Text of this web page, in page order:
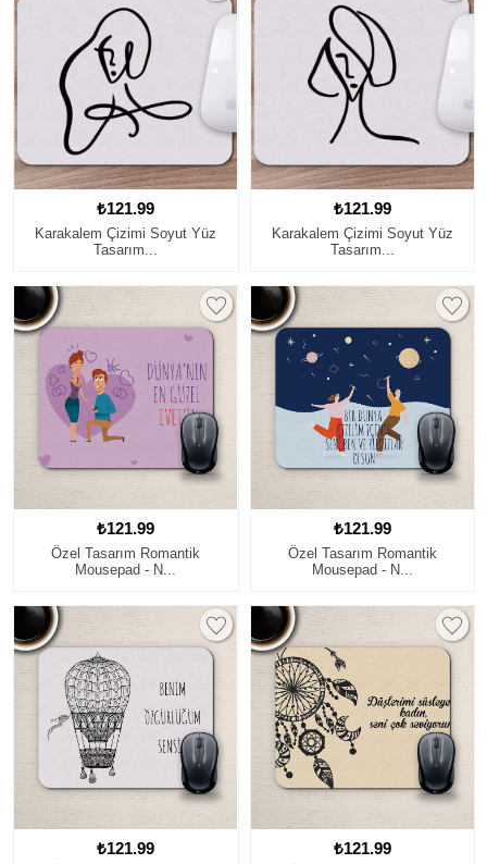
₺121.99
Karakalem Çizimi Soyut Yüz
Tasarım...
₺121.99
Karakalem Çizimi Soyut Yüz
Tasarım...
₺121.99
Özel Tasarım Romantik
Mousepad - N...
₺121.99
Özel Tasarım Romantik
Mousepad - N...
₺121.99 ₺121.99